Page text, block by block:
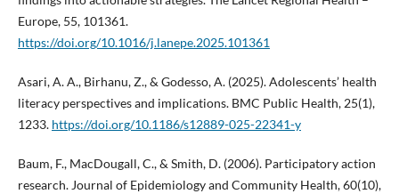
Europe, 55, 101361.
https://doi.org/10.1016/j.lanepe.2025.101361
Asari, A. A., Birhanu, Z., & Godesso, A. (2025). Adolescents’ health
literacy perspectives and implications. BMC Public Health, 25(1),
1233. https://doi.org/10.1186/s12889-025-22341-y
Baum, F., MacDougall, C., & Smith, D. (2006). Participatory action
research. Journal of Epidemiology and Community Health, 60(10),